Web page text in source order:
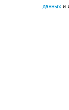
закрыли,данныхи